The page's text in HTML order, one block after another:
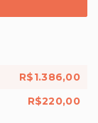
R$1.386,00
R$220,00